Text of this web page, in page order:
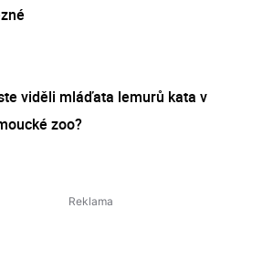
viděli mláďata lemurů kata v
zoo?